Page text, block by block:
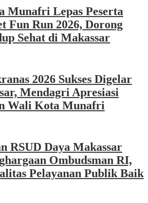
Munafri Lepas Peserta
Fun Run 2026, Dorong
Sehat di Makassar
2026 Sukses Digelar
Mendagri Apresiasi
Wali Kota Munafri
RSUD Daya Makassar
Ombudsman RI,
Pelayanan Publik Baik